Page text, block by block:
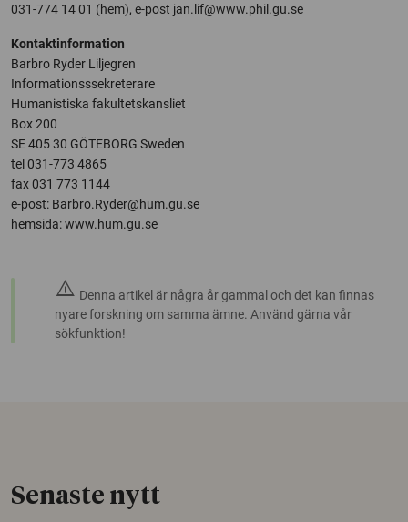
031-774 14 01 (hem), e-post jan.lif@www.phil.gu.se
Kontaktinformation
Barbro Ryder Liljegren
Informationsssekreterare
Humanistiska fakultetskansliet
Box 200
SE 405 30 GÖTEBORG Sweden
tel 031-773 4865
fax 031 773 1144
e-post: Barbro.Ryder@hum.gu.se
hemsida: www.hum.gu.se
warning Denna artikel är några år gammal och det kan finnas
nyare forskning om samma ämne. Använd gärna vår
sökfunktion!
Senaste nytt